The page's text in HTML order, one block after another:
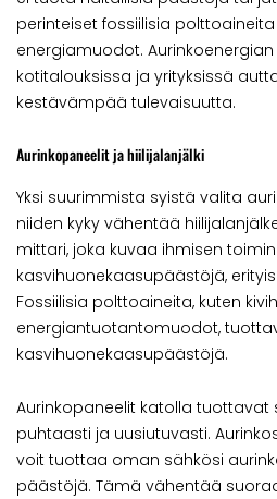
perinteiset fossiilisia
energiamuodot.
kotitalouksissa ja yrityksissä
kestävämpää tulevaisuutta.
Aurinkopaneelit ja hiilijalanjälki
Yksi suurimmista syistä valita
niiden kyky vähentää
mittari, joka kuvaa ihmisen
kasvihuonekaasupäästöjä,
Fossiilisia polttoaineita, kuten
energiantuotantomuodot,
kasvihuonekaasupäästöjä.
Aurinkopaneelit katolla tuottavat
puhtaasti ja uusiutuvasti.
voit tuottaa oman sähkösi
päästöjä. Tämä vähentää